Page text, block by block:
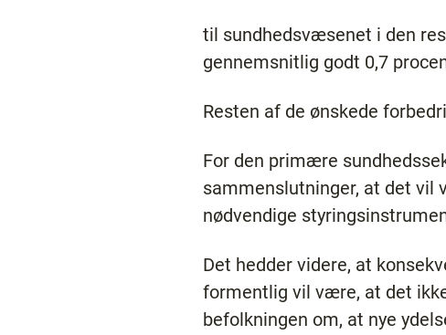
til sundhedsvæsenet i den
gennemsnitlig godt 0,7
Resten af de ønskede
For den primære
sammenslutninger, at det vil
nødvendige
Det hedder videre, at
formentlig vil være, at det
befolkningen om, at nye